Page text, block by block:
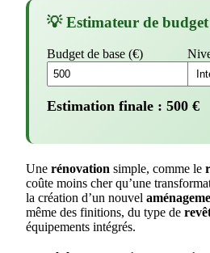
💡 Estimateur de
Budget de base (€)
Estimation finale : 500 €
Une rénovation simple, comme le
coûte moins cher qu’une
la création d’un nouvel
même des finitions, du type de
équipements intégrés.